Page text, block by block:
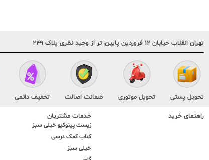
تهران انقلاب خیابان ۱۲ فروردین پایین تر از وحید نظری پلاک ۲۴۹
تحویل پستی تحویل موتوری ضمانت اصالت تخفیف دائمی
راهنمای خرید خدمات مشتریان
زیست پینوکیو خیلی سبز
کتاب کمک درسی
خیلی سبز